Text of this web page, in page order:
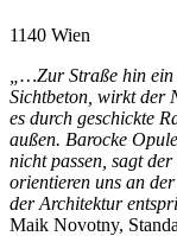
1140 Wien
„…Zur Straße hin ein
Sichtbeton, wirkt der
es durch geschickte
außen. Barocke
nicht passen, sagt
orientieren uns an
der Architektur
Maik Novotny,